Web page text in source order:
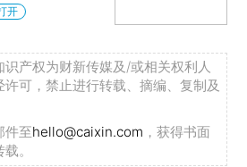
开
产权为财新传媒及/或相关权利人
可，禁止进行转载、摘编、复制及
件至hello@caixin.com ，获得书面
。